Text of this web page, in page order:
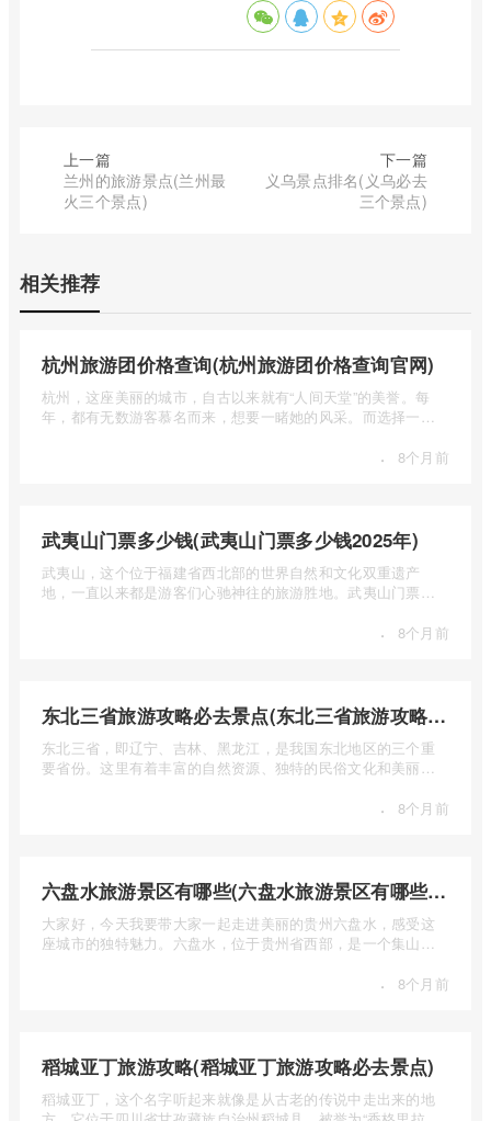
上一篇
兰州的旅游景点(兰州最
火三个景点)
下一篇
义乌景点排名(义乌必去
三个景点)
相关推荐
杭州旅游团价格查询(杭州旅游团价格查询官网)
杭州，这座美丽的城市，自古以来就有“人间天堂”的美誉。每
年，都有无数游客慕名而来，想要一睹她的风采。而选择一个
· 8个月前
武夷山门票多少钱(武夷山门票多少钱2025年)
武夷山，这个位于福建省西北部的世界自然和文化双重遗产
地，一直以来都是游客们心驰神往的旅游胜地。武夷山门票多
· 8个月前
东北三省旅游攻略必去景点(东北三省旅游攻略必去景点视频介绍)
东北三省，即辽宁、吉林、黑龙江，是我国东北地区的三个重
要省份。这里有着丰富的自然资源、独特的民俗文化和美丽的
· 8个月前
六盘水旅游景区有哪些(六盘水旅游景区有哪些景点值得去)
大家好，今天我要带大家一起走进美丽的贵州六盘水，感受这
座城市的独特魅力。六盘水，位于贵州省西部，是一个集山水
· 8个月前
稻城亚丁旅游攻略(稻城亚丁旅游攻略必去景点)
稻城亚丁，这个名字听起来就像是从古老的传说中走出来的地